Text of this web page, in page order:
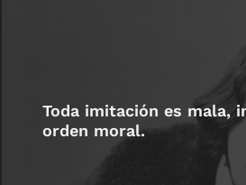
Toda imitación es mala,
orden moral.